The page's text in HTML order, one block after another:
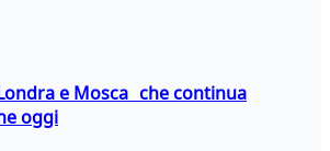
e Mosca che continua
oggi